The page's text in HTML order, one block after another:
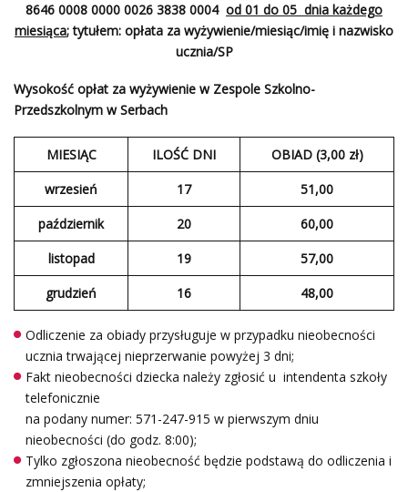
8646 0008 0000 0026 3838 0004 od 01 do 05 dnia każdego
miesiąca; tytułem: opłata za wyżywienie/miesiąc/imię i nazwisko
ucznia/SP
Wysokość opłat za wyżywienie w Zespole Szkolno-
Przedszkolnym w Serbach
MIESIĄC ILOŚĆ DNI
OBIAD (3,00 zł)
wrzesień
17
51,00
październik
20
60,00
listopad
19
57,00
grudzień
16 48,00
Odliczenie za obiady przysługuje w przypadku nieobecności
ucznia trwającej nieprzerwanie powyżej 3 dni;
Fakt nieobecności dziecka należy zgłosić u intendenta szkoły
telefonicznie
na podany numer: 571-247-915 w pierwszym dniu
nieobecności (do godz. 8:00);
Tylko zgłoszona nieobecność będzie podstawą do odliczenia i
zmniejszenia opłaty;